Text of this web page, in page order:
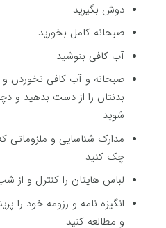
دوش بگیرید
صبحانه کامل بخورید
آب کافی بنوشید
صبحانه و آب کافی نخوردن
بدنتان را از دست بدهید و
شوید
مدارک شناسایی و ملزوماتی
چک کنید
لباس هایتان را کنترل و از
انگیزه نامه و رزومه خود را
و مطالعه کنید